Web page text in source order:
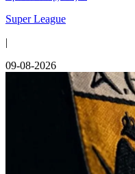
Super League
|
09-08-2026